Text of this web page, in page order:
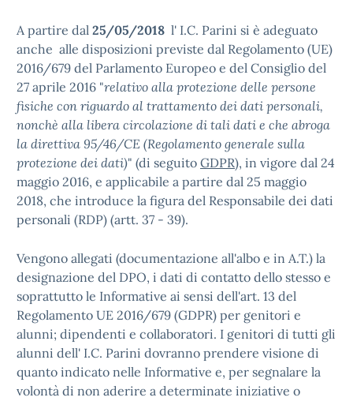
A partire dal 25/05/2018 l' I.C. Parini si è adeguato
anche alle disposizioni previste dal Regolamento (UE)
2016/679 del Parlamento Europeo e del Consiglio del
27 aprile 2016 "relativo alla protezione delle persone
fisiche con riguardo al trattamento dei dati personali,
nonchè alla libera circolazione di tali dati e che abroga
la direttiva 95/46/CE (Regolamento generale sulla
protezione dei dati)" (di seguito GDPR), in vigore dal 24
maggio 2016, e applicabile a partire dal 25 maggio
2018, che introduce la figura del Responsabile dei dati
personali (RDP) (artt. 37 - 39).
Vengono allegati (documentazione all'albo e in A.T.) la
designazione del DPO, i dati di contatto dello stesso e
soprattutto le Informative ai sensi dell'art. 13 del
Regolamento UE 2016/679 (GDPR) per genitori e
alunni; dipendenti e collaboratori. I genitori di tutti gli
alunni dell' I.C. Parini dovranno prendere visione di
quanto indicato nelle Informative e, per segnalare la
volontà di non aderire a determinate iniziative o